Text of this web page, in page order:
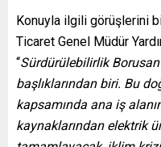
Konuyla ilgili görüşlerini
Ticaret Genel Müdür
“Sürdürülebilirlik
başlıklarından biri. Bu
kapsamında ana iş
kaynaklarından elektrik